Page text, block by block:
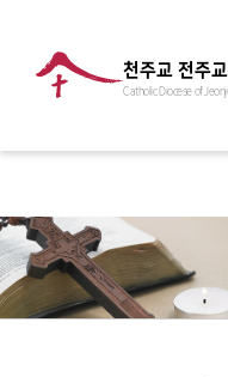
천주교 전주
Catholic Diocese of